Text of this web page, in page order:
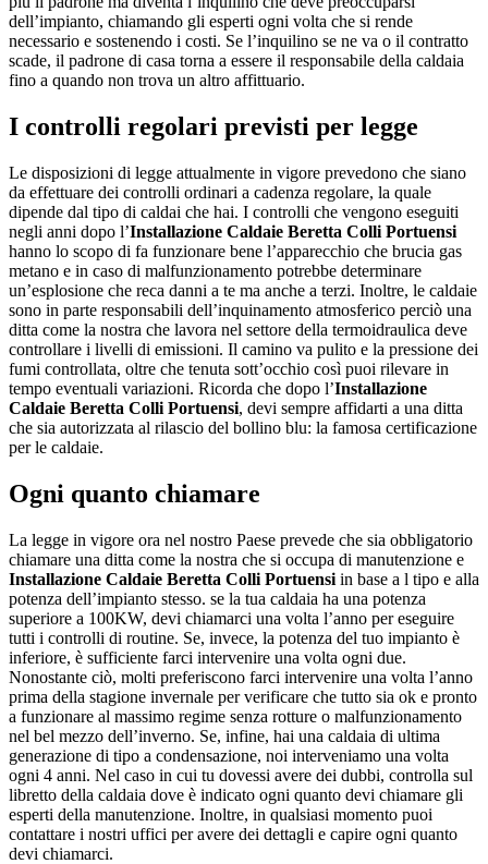
dell’impianto, chiamando gli esperti ogni volta che si rende
necessario e sostenendo i costi. Se l’inquilino se ne va o il contratto
scade, il padrone di casa torna a essere il responsabile della caldaia
fino a quando non trova un altro affittuario.
I controlli regolari previsti per legge
Le disposizioni di legge attualmente in vigore prevedono che siano
da effettuare dei controlli ordinari a cadenza regolare, la quale
dipende dal tipo di caldai che hai. I controlli che vengono eseguiti
negli anni dopo l’Installazione Caldaie Beretta Colli Portuensi
hanno lo scopo di fa funzionare bene l’apparecchio che brucia gas
metano e in caso di malfunzionamento potrebbe determinare
un’esplosione che reca danni a te ma anche a terzi. Inoltre, le caldaie
sono in parte responsabili dell’inquinamento atmosferico perciò una
ditta come la nostra che lavora nel settore della termoidraulica deve
controllare i livelli di emissioni. Il camino va pulito e la pressione dei
fumi controllata, oltre che tenuta sott’occhio così puoi rilevare in
tempo eventuali variazioni. Ricorda che dopo l’Installazione
Caldaie Beretta Colli Portuensi, devi sempre affidarti a una ditta
che sia autorizzata al rilascio del bollino blu: la famosa certificazione
per le caldaie.
Ogni quanto chiamare
La legge in vigore ora nel nostro Paese prevede che sia obbligatorio
chiamare una ditta come la nostra che si occupa di manutenzione e
Installazione Caldaie Beretta Colli Portuensi in base a l tipo e alla
potenza dell’impianto stesso. se la tua caldaia ha una potenza
superiore a 100KW, devi chiamarci una volta l’anno per eseguire
tutti i controlli di routine. Se, invece, la potenza del tuo impianto è
inferiore, è sufficiente farci intervenire una volta ogni due.
Nonostante ciò, molti preferiscono farci intervenire una volta l’anno
prima della stagione invernale per verificare che tutto sia ok e pronto
a funzionare al massimo regime senza rotture o malfunzionamento
nel bel mezzo dell’inverno. Se, infine, hai una caldaia di ultima
generazione di tipo a condensazione, noi interveniamo una volta
ogni 4 anni. Nel caso in cui tu dovessi avere dei dubbi, controlla sul
libretto della caldaia dove è indicato ogni quanto devi chiamare gli
esperti della manutenzione. Inoltre, in qualsiasi momento puoi
contattare i nostri uffici per avere dei dettagli e capire ogni quanto
devi chiamarci.